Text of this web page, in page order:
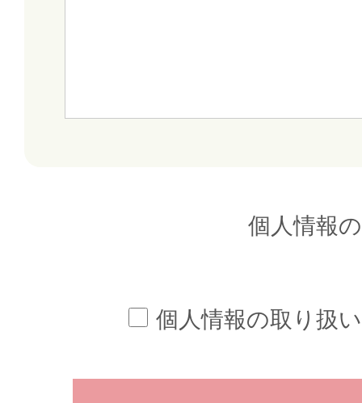
個人情報
個人情報の取り扱